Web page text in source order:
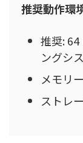
推奨動作環
推奨:
ングシ
メモリ
ストレ